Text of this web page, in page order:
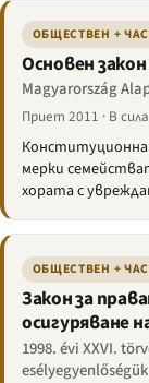
ОБЩЕСТВЕН +
Основен закон
Magyarország
Приет 2011 · В
Конституционна
мерки
хората с
ОБЩЕСТВЕН +
Закон за
осигуряване
1998. évi XXVI.